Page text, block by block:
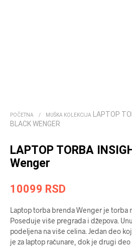
POČETNA / MUŠKA KOLEKCIJA LAPTOP
BLACK WENGER
LAPTOP TORBA
Wenger
10099 RSD
Laptop torba brenda Wenger je torba
Poseduje više pregrada i džepova.
podeljena na više celina. Jedan deo
je za laptop računare, dok je drugi